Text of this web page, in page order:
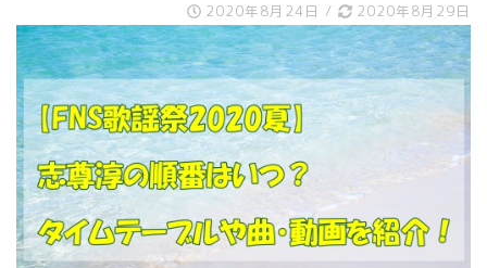
2020年8月24日 / 2020年8月29日